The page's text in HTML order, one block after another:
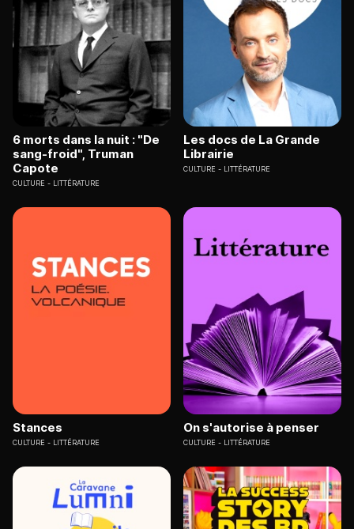
6 morts dans la nuit : "De
sang-froid", Truman
Capote
CULTURE LITTÉRATURE
Les docs de La Grande
Librairie
CULTURE LITTÉRATURE
Stances
CULTURE LITTÉRATURE
On s'autorise à penser
CULTURE LITTÉRATURE